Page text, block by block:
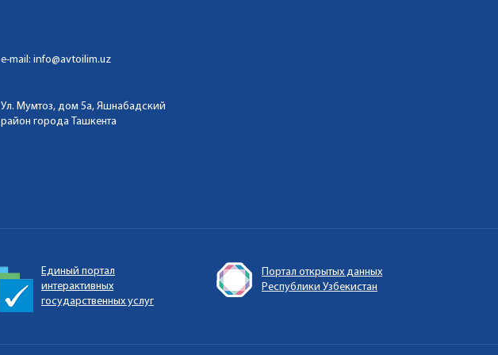
e-mail: info@avtoilim.uz
Ул. Мумтоз, дом 5а, Яшнабадский
район города Ташкента
Единый портал
интерактивных
государственных услуг
Портал открытых данных
Республики Узбекистан